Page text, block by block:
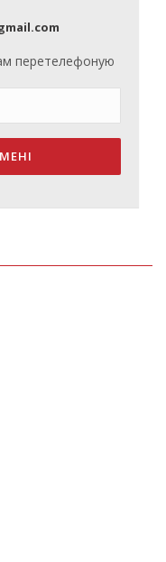
перетелефоную